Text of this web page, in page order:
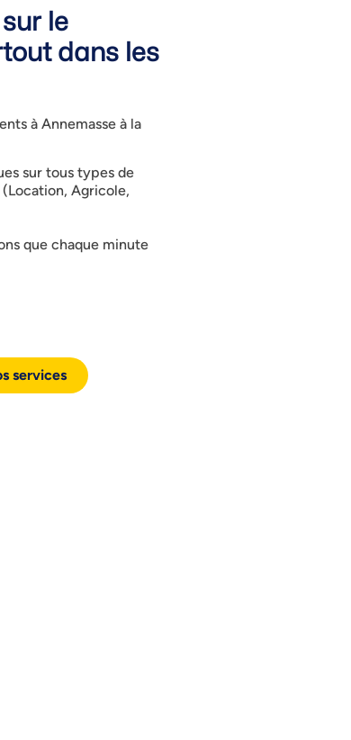
le
dans les
à Annemasse à la
sur tous types de
Agricole,
que chaque minute
services